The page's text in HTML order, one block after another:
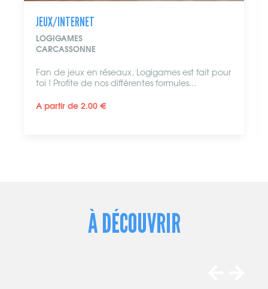
JEUX/INTERNET
NEW GAME
CARCASSONNE
New Game est une salle de jeux
vidéo en Réalité Virtuelle ! À...
A partir de 13.00 €
À DÉCOUVRIR